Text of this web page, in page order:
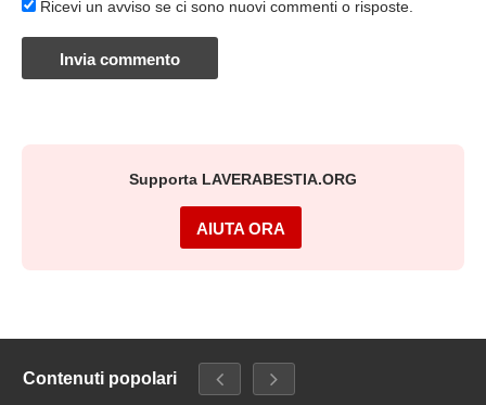
Ricevi un avviso se ci sono nuovi commenti o risposte.
Supporta LAVERABESTIA.ORG
AIUTA ORA
Contenuti popolari